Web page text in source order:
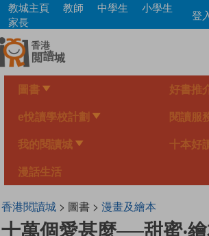
Skip
main
content
教城主頁 教師 中學生
小學生
家長
登
圖書 好書推
e悅讀學校計劃 閱讀服
我的閱讀城 十本好
漫話生活
香港閱讀城> 圖書 > 漫畫及繪本
十萬個愛甚麼──甜蜜‧